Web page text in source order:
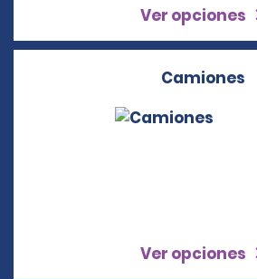
Ver opciones
Camiones
Ver opciones